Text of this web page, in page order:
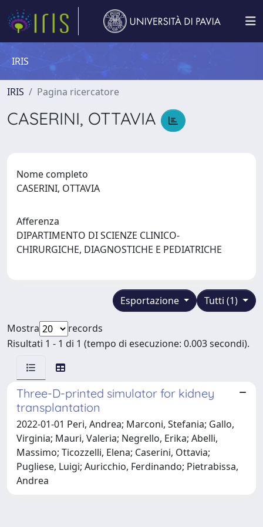
IRIS
IRIS Pagina ricercatore
CASERINI, OTTAVIA
Nome completo
CASERINI, OTTAVIA
Afferenza
DIPARTIMENTO DI SCIENZE CLINICO-
CHIRURGICHE, DIAGNOSTICHE E PEDIATRICHE
Tutti (1)
Esportazione
Mostra
records
Risultati 1 - 1 di 1 (tempo di esecuzione: 0.003 secondi).
Three-D-printed simulator for kidney
transplantation
2022-01-01 Peri, Andrea; Marconi, Stefania; Gallo,
Virginia; Mauri, Valeria; Negrello, Erika; Abelli,
Massimo; Ticozzelli, Elena; Caserini, Ottavia;
Pugliese, Luigi; Auricchio, Ferdinando; Pietrabissa,
Andrea